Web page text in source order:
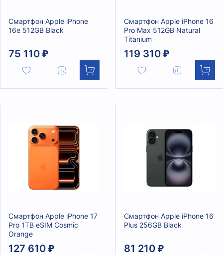
Смартфон Apple iPhone
16e 512GB Black
75 110 ₽
Смартфон Apple iPhone 16
Pro Max 512GB Natural
Titanium
119 310 ₽
Смартфон Apple iPhone 17
Pro 1TB eSIM Cosmic
Orange
127 610 ₽
Смартфон Apple iPhone 16
Plus 256GB Black
81 210 ₽